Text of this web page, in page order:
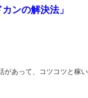
ンの解決法」
があって、コツコツと稼